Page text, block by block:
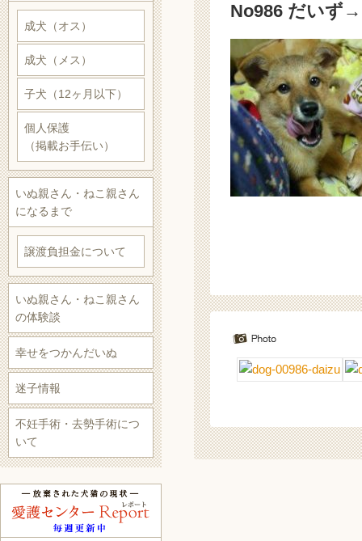
No986 だいず
成犬（オス）
成犬（メス）
子犬（12ヶ月以下）
個人保護
（掲載お手伝い）
いぬ親さん・ねこ親さん
になるまで
譲渡負担金について
いぬ親さん・ねこ親さん
の体験談
幸せをつかんだいぬ
迷子情報
不妊手術・去勢手術につ
いて